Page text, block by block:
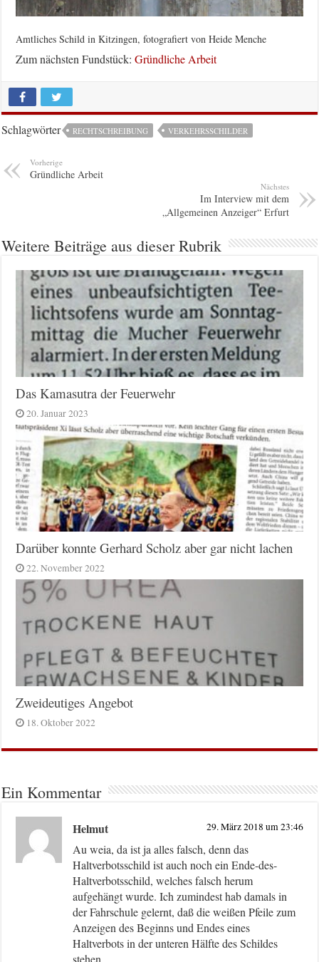
Amtliches Schild in Kitzingen, fotografiert von Heide Menche
Zum nächsten Fundstück:Gründliche Arbeit
Schlagwörter RECHTSCHREIBUNG VERKEHRSSCHILDER
Vorherige
Gründliche Arbeit
Nächstes
Im Interview mit dem
„Allgemeinen Anzeiger“ Erfurt
Weitere Beiträge aus dieser Rubrik
Das Kamasutra der Feuerwehr
20. Januar 2023
Darüber konnte Gerhard Scholz aber gar nicht lachen
22. November 2022
Zweideutiges Angebot
18. Oktober 2022
Ein Kommentar
Helmut 29. März 2018 um 23:46
Au weia, da ist ja alles falsch, denn das
Haltverbotsschild ist auch noch ein Ende-des-
Haltverbotsschild, welches falsch herum
aufgehängt wurde. Ich zumindest hab damals in
der Fahrschule gelernt, daß die weißen Pfeile zum
Anzeigen des Beginns und Endes eines
Haltverbots in der unteren Hälfte des Schildes
stehen.